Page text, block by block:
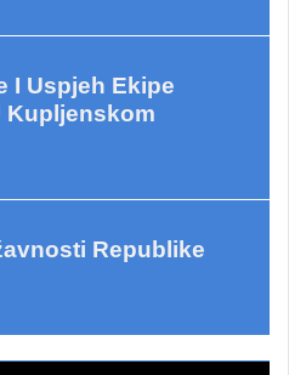
I Uspjeh Ekipe
Kupljenskom
Republike